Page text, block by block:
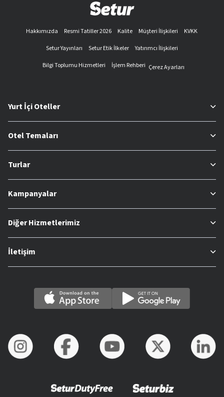
Hakkımızda Resmi Tatiller 2026 Kalite Müşteri İlişkileri
KVKK
Setur Yayınları
Setur Etik İlkeler
Yatırımcı İlişkileri
Bilgi Toplumu Hizmetleri
İşlem Rehberi Çerez Ayarları
Yurt İçi Oteller
Otel Temaları
Turlar
Kampanyalar
Diğer Hizmetlerimiz
İletişim